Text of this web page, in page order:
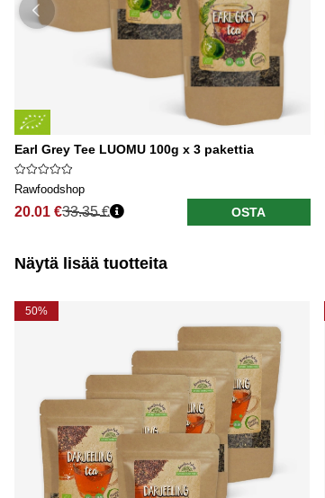
Earl Grey Tee LUOMU 100g x 3 pakettia
Rawfoodshop
20.01 €33.35 € OSTA
Näytä lisää tuotteita
50%